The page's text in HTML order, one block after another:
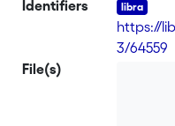
Identifiers
https://
3/64559
File(s)